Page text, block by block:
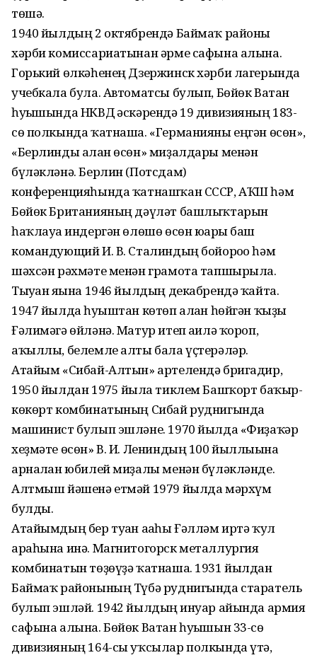
төшә.
1940 йылдың 2 октябрендә Баймаҡ районы
хәрби комиссариатынан әрме сафына алына.
Горький өлкәһенең Дзержинск хәрби лагерында
учебкала була. Автоматсы булып, Бөйөк Ватан
һуғышында НКВД ғәскәрендә 19 дивизияның 183-
сө полкында ҡатнаша. «Германияны еңгән өсөн»,
«Берлинды алған өсөн» миҙалдары менән
бүләкләнә. Берлин (Потсдам)
конференцияһында ҡатнашҡан СССР, АҠШ һәм
Бөйөк Британияның дәүләт башлыҡтарын
һаҡлауға индергән өлөшө өсөн юғары баш
командующий И. В. Сталиндың бойороғо һәм
шәхсән рәхмәте менән грамота тапшырыла.
Тыуған яғына 1946 йылдың декабрендә ҡайта.
1947 йылда һуғыштан көтөп алған һөйгән ҡыҙы
Ғәлимәгә өйләнә. Матур итеп ғаилә ҡороп,
аҡыллы, белемле алты бала үҫтерәләр.
Атайым «Сибай-Алтын» артелендә бригадир,
1950 йылдан 1975 йылға тиклем Башҡорт баҡыр-
көкөрт комбинатының Сибай руднигында
машинист булып эшләне. 1970 йылда «Фиҙаҡәр
хеҙмәте өсөн» В. И. Лениндың 100 йыллығына
арналған юбилей миҙалы менән бүләкләнде.
Алтмыш йәшенә етмәй 1979 йылда мәрхүм
булды.
Атайымдың бер туған ағаһы Ғәлләм иртә ҡул
араһына инә. Магнитогорск металлургия
комбинатын төҙөүҙә ҡатнаша. 1931 йылдан
Баймаҡ районының Түбә руднигында старатель
булып эшләй. 1942 йылдың ғинуар айында армия
сафына алына. Бөйөк Ватан һуғышын 33-сө
дивизияның 164-сы уҡсылар полкында үтә,